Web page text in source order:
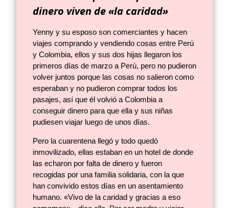
dinero viven de «la caridad»
Yenny y su esposo son comerciantes y hacen
viajes comprando y vendiendo cosas entre Perú
y Colombia, ellos y sus dos hijas llegaron los
primeros días de marzo a Perú, pero no pudieron
volver juntos porque las cosas no salieron como
esperaban y no pudieron comprar todos los
pasajes, así que él volvió a Colombia a
conseguir dinero para que ella y sus niñas
pudiesen viajar luego de unos días.
Pero la cuarentena llegó y todo quedó
inmovilizado, ellas estaban en un hotel de donde
las echaron por falta de dinero y fueron
recogidas por una familia solidaria, con la que
han convivido estos días en un asentamiento
humano. «Vivo de la caridad y gracias a eso